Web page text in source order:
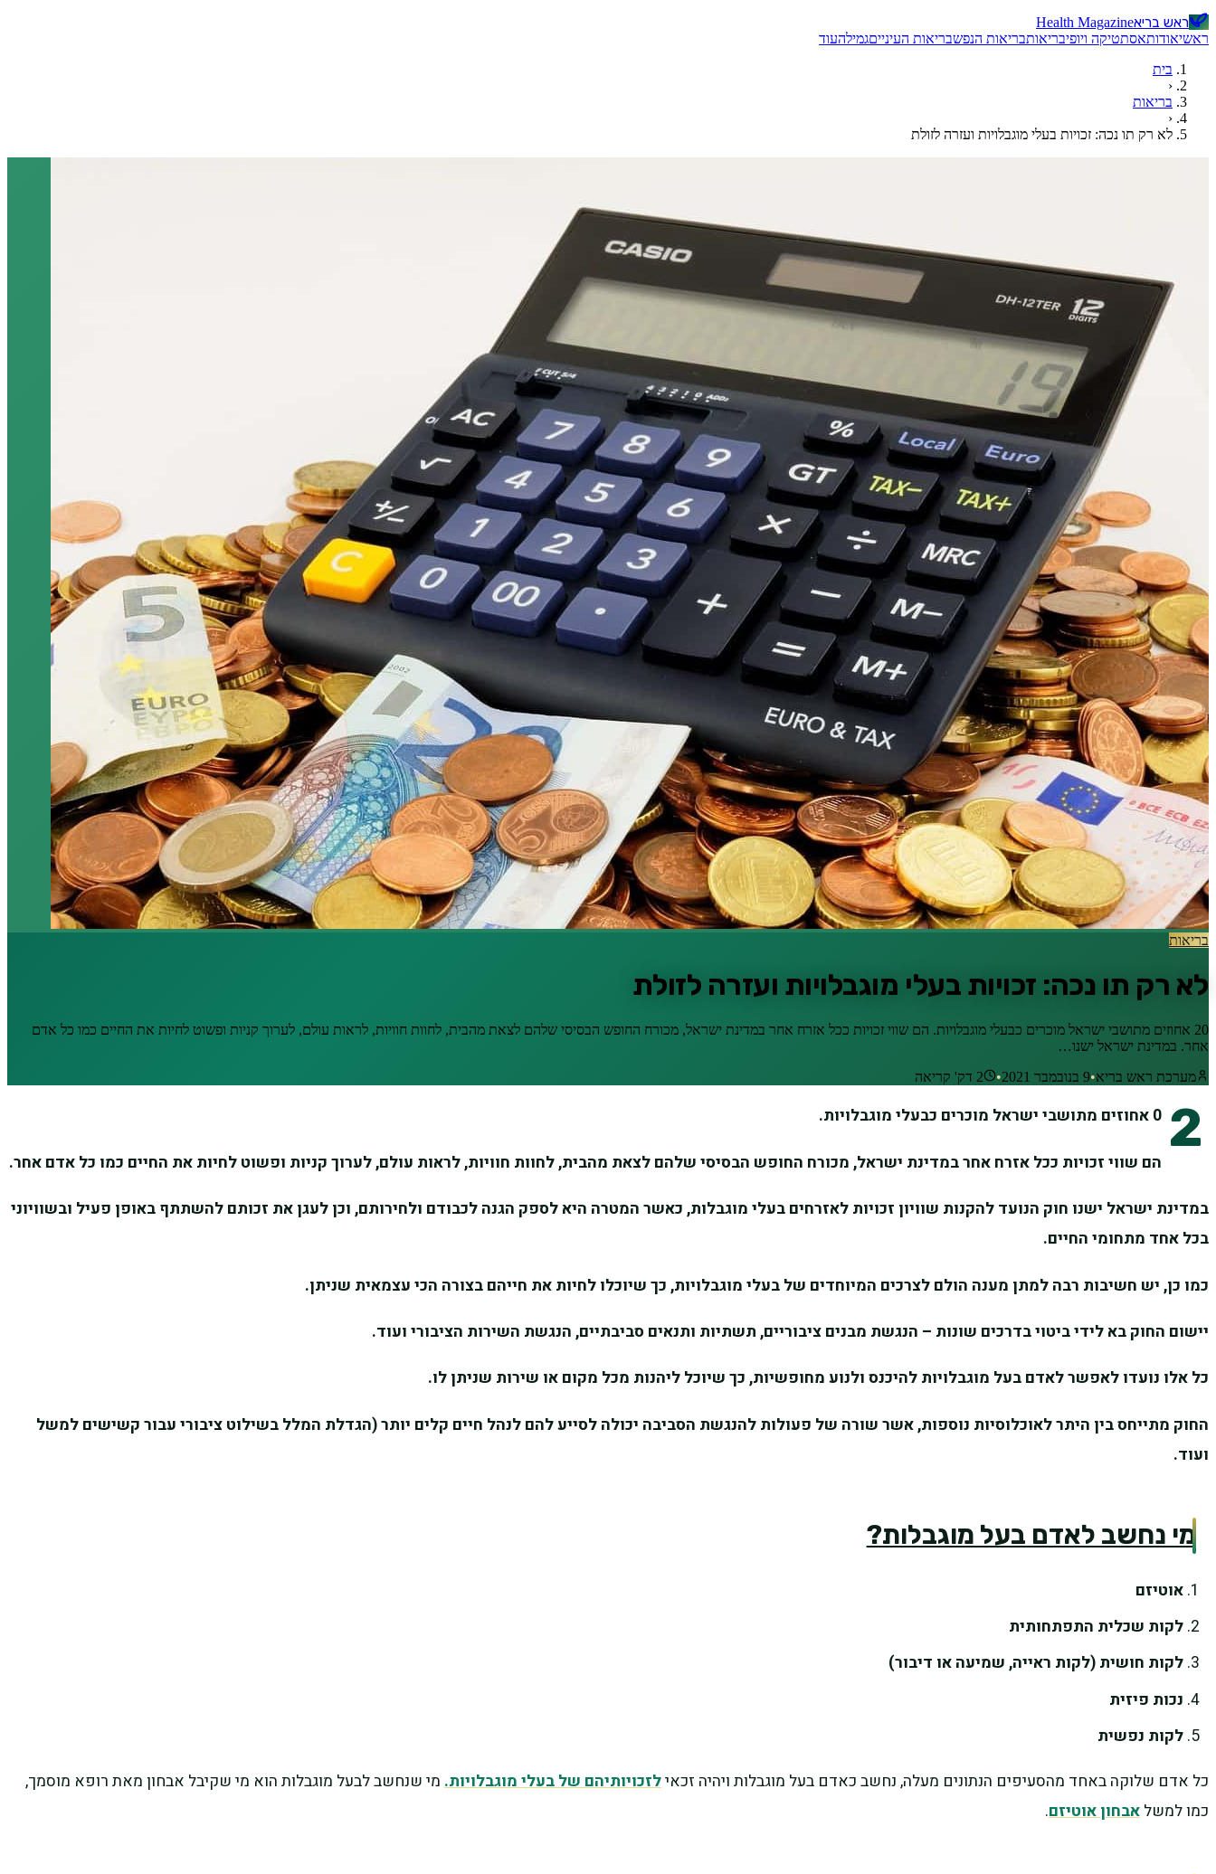
ראש בריאHealth Magazine
ראשיאודותאסתטיקה ויופיבריאותבריאות הנפשבריאות העינייםגמילהעוד
בית
‹
בריאות
‹
לא רק תו נכה: זכויות בעלי מוגבלויות ועזרה לזולת
בריאות
לא רק תו נכה: זכויות בעלי מוגבלויות ועזרה לזולת
20 אחוזים מתושבי ישראל מוכרים כבעלי מוגבלויות. הם שווי זכויות ככל אזרח אחר במדינת ישראל, מכורח החופש הבסיסי שלהם לצאת מהבית, לחוות חוויות, לראות עולם, לערוך קניות ופשוט לחיות את החיים כמו כל אדם
אחר. במדינת ישראל ישנו…
מערכת ראש בריא•9 בנובמבר 2021 •
2 דק' קריאה
2 0 אחוזים מתושבי ישראל מוכרים כבעלי מוגבלויות.
הם שווי זכויות ככל אזרח אחר במדינת ישראל, מכורח החופש הבסיסי שלהם לצאת מהבית, לחוות חוויות, לראות עולם, לערוך קניות ופשוט לחיות את החיים כמו כל אדם אחר.
במדינת ישראל ישנו חוק הנועד להקנות שוויון זכויות לאזרחים בעלי מוגבלות, כאשר המטרה היא לספק הגנה לכבודם ולחירותם, וכן לעגן את זכותם להשתתף באופן פעיל ובשוויוני
בכל אחד מתחומי החיים.
כמו כן, יש חשיבות רבה למתן מענה הולם לצרכים המיוחדים של בעלי מוגבלויות, כך שיוכלו לחיות את חייהם בצורה הכי עצמאית שניתן.
יישום החוק בא לידי ביטוי בדרכים שונות – הנגשת מבנים ציבוריים, תשתיות ותנאים סביבתיים, הנגשת השירות הציבורי ועוד.
כל אלו נועדו לאפשר לאדם בעל מוגבלויות להיכנס ולנוע מחופשיות, כך שיוכל ליהנות מכל מקום או שירות שניתן לו.
החוק מתייחס בין היתר לאוכלוסיות נוספות, אשר שורה של פעולות להנגשת הסביבה יכולה לסייע להם לנהל חיים קלים יותר (הגדלת המלל בשילוט ציבורי עבור קשישים למשל
ועוד.
מי נחשב לאדם בעל מוגבלות?
אוטיזם
לקות שכלית התפתחותית
לקות חושית (לקות ראייה, שמיעה או דיבור)
נכות פיזית
לקות נפשית
כל אדם שלוקה באחד מהסעיפים הנתונים מעלה, נחשב כאדם בעל מוגבלות ויהיה זכאילזכויותיהם של בעלי מוגבלויות. מי שנחשב לבעל מוגבלות הוא מי שקיבל אבחון מאת רופא מוסמך,
כמו למשל אבחון אוטיזם.